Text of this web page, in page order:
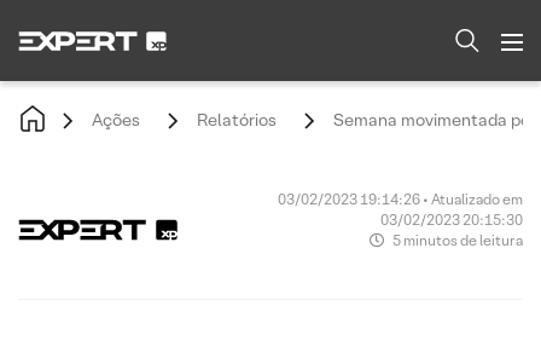
Ações Relatórios Semana movimentada
03/02/2023 19:14:26 • Atualizado em
03/02/2023 20:15:30
5 minutos de leitura